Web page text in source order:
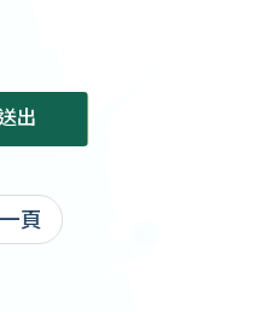
出
頁